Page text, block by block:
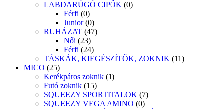
LABDARÚGÓ CIPŐK (0)
Férfi (0)
Junior (0)
RUHÁZAT (47)
Női (23)
Férfi (24)
TÁSKÁK, KIEGÉSZÍTŐK, ZOKNIK (11)
MICO (25)
Kerékpáros zoknik (1)
Futó zoknik (15)
SQUEEZY SPORTITALOK (7)
SQUEEZY VEGA AMINO (0)